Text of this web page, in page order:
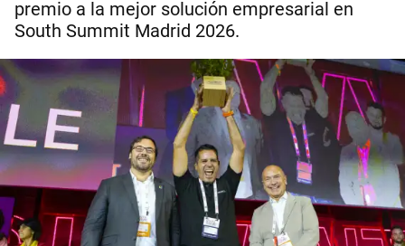
premio a la mejor solución empresarial en
South Summit Madrid 2026.